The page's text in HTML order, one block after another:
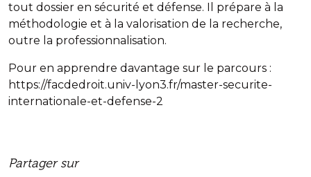
tout dossier en sécurité et défense. Il prépare à la
méthodologie et à la valorisation de la recherche,
outre la professionnalisation.
Pour en apprendre davantage sur le parcours :
https://facdedroit.univ-lyon3.fr/master-securite-
internationale-et-defense-2
Partager sur